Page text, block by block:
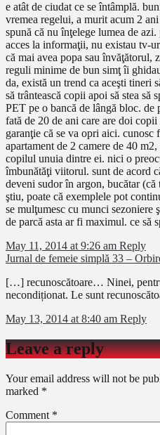
e atât de ciudat ce se întâmplă.
vremea regelui, a murit acum 2
spună că nu înţelege lumea de
acces la informaţii, nu existau tv-
că mai avea popa sau învăţătorul,
reguli minime de bun simţ îi
da, există un trend ca aceşti tineri
să trântească copii apoi să stea să
PET pe o bancă de lângă bloc. de
fată de 20 de ani care are doi
garanţie că se va opri aici. cunosc
apartament de 2 camere de 40
copilul unuia dintre ei. nici o
îmbunătăţi viitorul. sunt de acord
deveni sudor în argon, bucătar
ştiu, poate că exemplele pot
se mulţumesc cu munci sezoniere
de parcă asta ar fi maximul. ce să
May 11, 2014 at 9:26 am Reply
Jurnal de femeie simplă 33 –
[…] recunoscătoare… Ninei,
necondiționat. Le sunt
May 13, 2014 at 8:40 am Reply
Leave a reply
Your email address will not be
marked *
Comment *